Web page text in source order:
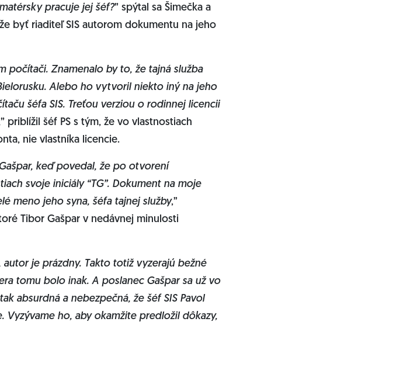
pracuje jej šéf?” spýtal sa Šimečka a
byť riaditeľ SIS autorom dokumentu na jeho
počítači. Znamenalo by to, že tajná služba
Alebo ho vytvoril niekto iný na jeho
šéfa SIS. Treťou verziou o rodinnej licencii
priblížil šéf PS s tým, že vo vlastnostiach
nie vlastníka licencie.
keď povedal, že po otvorení
svoje iniciály “TG”. Dokument na moje
meno jeho syna, šéfa tajnej služby,”
Tibor Gašpar v nedávnej minulosti
je prázdny. Takto totiž vyzerajú bežné
tomu bolo inak. A poslanec Gašpar sa už vo
absurdná a nebezpečná, že šéf SIS Pavol
Vyzývame ho, aby okamžite predložil dôkazy,